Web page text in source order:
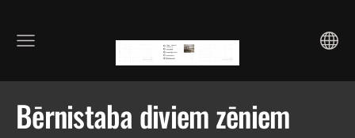
Bērnistaba diviem zēniem